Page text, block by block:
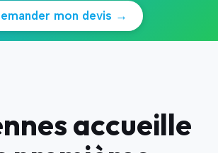
mon devis →
accueille